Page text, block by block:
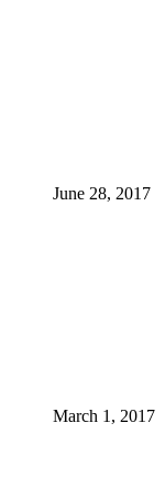
June 28, 2017
March 1, 2017